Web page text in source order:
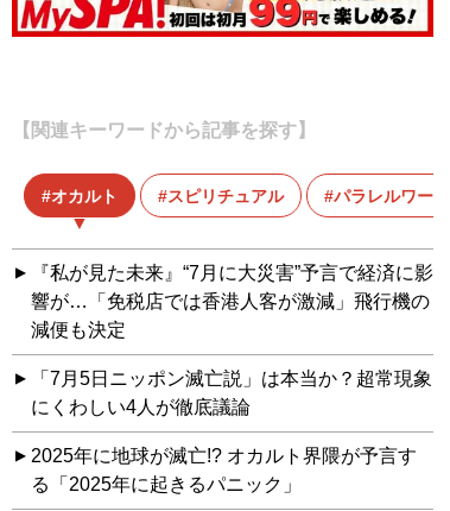
【関連キーワードから記事を探す】
オカルト スピリチュアル パラレルワール
『私が見た未来』“7月に大災害”予言で経済に影
響が…「免税店では香港人客が激減」飛行機の
減便も決定
「7月5日ニッポン滅亡説」は本当か？超常現象
にくわしい4人が徹底議論
2025年に地球が滅亡!? オカルト界隈が予言す
る「2025年に起きるパニック」